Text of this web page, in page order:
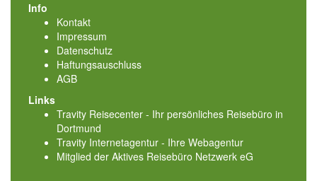
Info
Kontakt
Impressum
Datenschutz
Haftungsauschluss
AGB
Links
Travity Reisecenter - Ihr persönliches Reisebüro in
Dortmund
Travity Internetagentur - Ihre Webagentur
Mitglied der Aktives Reisebüro Netzwerk eG